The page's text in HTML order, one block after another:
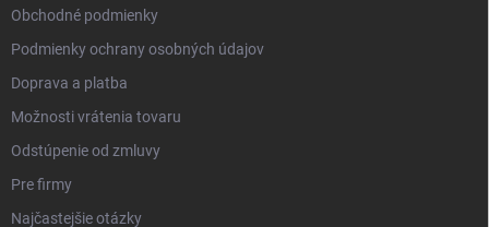
Obchodné podmienky
Podmienky ochrany osobných údajov
Doprava a platba
Možnosti vrátenia tovaru
Odstúpenie od zmluvy
Pre firmy
Najčastejšie otázky